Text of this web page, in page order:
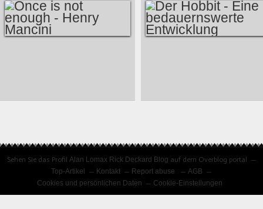
CENTER
MANCINI
ENTWICKLUNG
Sehen Sie das Profil Alan Lomax Rick Deckard Blog auf dem Overblog portal
Top-Artikel
Kontakt Report abuse
AGB
Cookies und persönlichen Daten
Cookie-Einstellungen